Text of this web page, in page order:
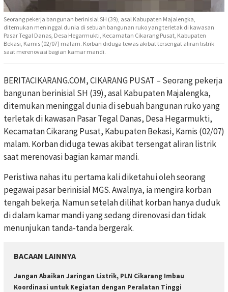
Seorang pekerja bangunan berinisial SH (39), asal Kabupaten Majalengka,
ditemukan meninggal dunia di sebuah bangunan ruko yang terletak di kawasan
Pasar Tegal Danas, Desa Hegarmukti, Kecamatan Cikarang Pusat, Kabupaten
Bekasi, Kamis (02/07) malam. Korban diduga tewas akibat tersengat aliran listrik
saat merenovasi bagian kamar mandi.
BERITACIKARANG.COM, CIKARANG PUSAT – Seorang pekerja
bangunan berinisial SH (39), asal Kabupaten Majalengka,
ditemukan meninggal dunia di sebuah bangunan ruko yang
terletak di kawasan Pasar Tegal Danas, Desa Hegarmukti,
Kecamatan Cikarang Pusat, Kabupaten Bekasi, Kamis (02/07)
malam. Korban diduga tewas akibat tersengat aliran listrik
saat merenovasi bagian kamar mandi.
Peristiwa nahas itu pertama kali diketahui oleh seorang
pegawai pasar berinisial MGS. Awalnya, ia mengira korban
tengah bekerja. Namun setelah dilihat korban hanya duduk
di dalam kamar mandi yang sedang direnovasi dan tidak
menunjukan tanda-tanda bergerak.
BACAAN LAINNYA
Jangan Abaikan Jaringan Listrik, PLN Cikarang Imbau
Koordinasi untuk Kegiatan dengan Peralatan Tinggi